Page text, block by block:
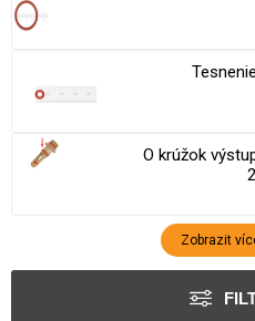
O krúžok
Zobrazit